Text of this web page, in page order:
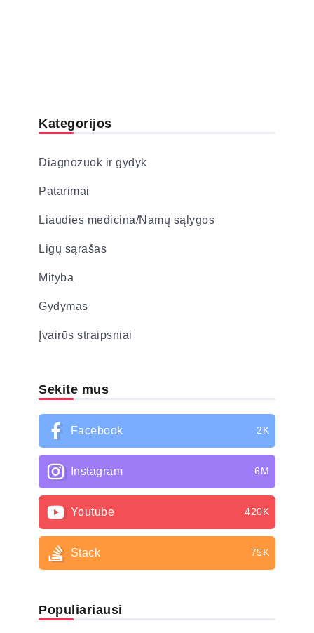
Kategorijos
Diagnozuok ir gydyk
Patarimai
Liaudies medicina/Namų sąlygos
Ligų sąrašas
Mityba
Gydymas
Įvairūs straipsniai
Sekite mus
Facebook 2K
Instagram 6M
Youtube 420K
Stack 75K
Populiariausi